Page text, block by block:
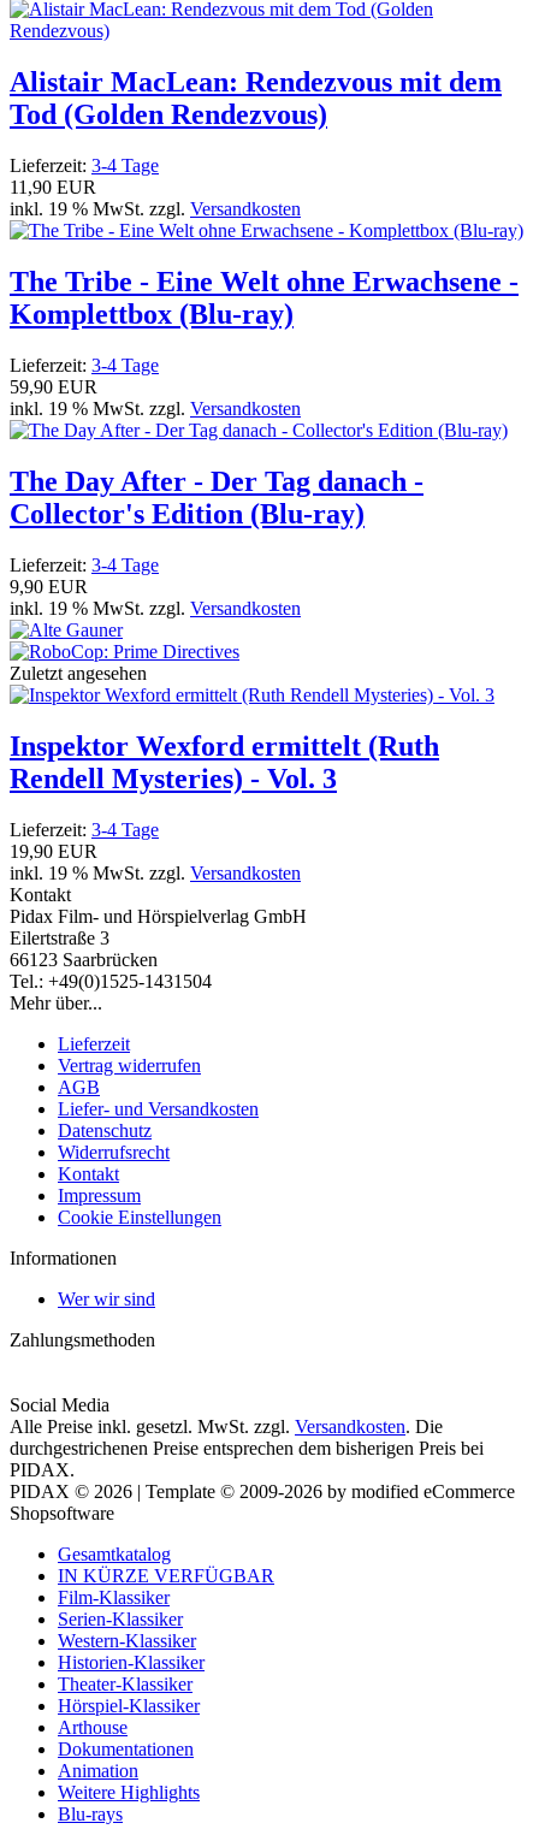
Alistair MacLean: Rendezvous mit dem
Tod (Golden Rendezvous)
Lieferzeit: 3-4 Tage
11,90 EUR
inkl. 19 % MwSt. zzgl. Versandkosten
The Tribe - Eine Welt ohne Erwachsene -
Komplettbox (Blu-ray)
Lieferzeit: 3-4 Tage
59,90 EUR
inkl. 19 % MwSt. zzgl. Versandkosten
The Day After - Der Tag danach -
Collector's Edition (Blu-ray)
Lieferzeit: 3-4 Tage
9,90 EUR
inkl. 19 % MwSt. zzgl. Versandkosten
Zuletzt angesehen
Inspektor Wexford ermittelt (Ruth
Rendell Mysteries) - Vol. 3
Lieferzeit: 3-4 Tage
19,90 EUR
inkl. 19 % MwSt. zzgl. Versandkosten
Kontakt
Pidax Film- und Hörspielverlag GmbH
Eilertstraße 3
66123 Saarbrücken
Tel.: +49(0)1525-1431504
Mehr über...
Lieferzeit
Vertrag widerrufen
AGB
Liefer- und Versandkosten
Datenschutz
Widerrufsrecht
Kontakt
Impressum
Cookie Einstellungen
Informationen
Wer wir sind
Zahlungsmethoden
Social Media
Alle Preise inkl. gesetzl. MwSt. zzgl. Versandkosten. Die
durchgestrichenen Preise entsprechen dem bisherigen Preis bei
PIDAX.
PIDAX © 2026 | Template © 2009-2026 by modified eCommerce
Shopsoftware
Gesamtkatalog
IN KÜRZE VERFÜGBAR
Film-Klassiker
Serien-Klassiker
Western-Klassiker
Historien-Klassiker
Theater-Klassiker
Hörspiel-Klassiker
Arthouse
Dokumentationen
Animation
Weitere Highlights
Blu-rays